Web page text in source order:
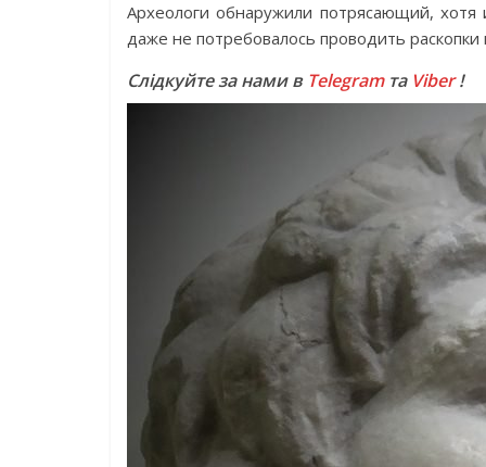
Археологи обнаружили потрясающий,
даже не потребовалось проводить
Слідкуйте за нами в Telegramта Viber!